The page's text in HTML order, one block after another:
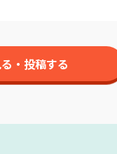
・投稿する